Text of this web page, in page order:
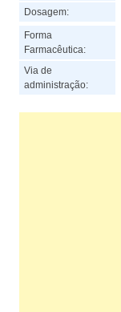
Dosagem:
Forma
Farmacêutica:
Via de
administração: